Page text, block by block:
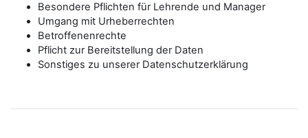
Besondere Pflichten für Lehrende und Manager
Umgang mit Urheberrechten
Betroffenenrechte
Pflicht zur Bereitstellung der Daten
Sonstiges zu unserer Datenschutzerklärung